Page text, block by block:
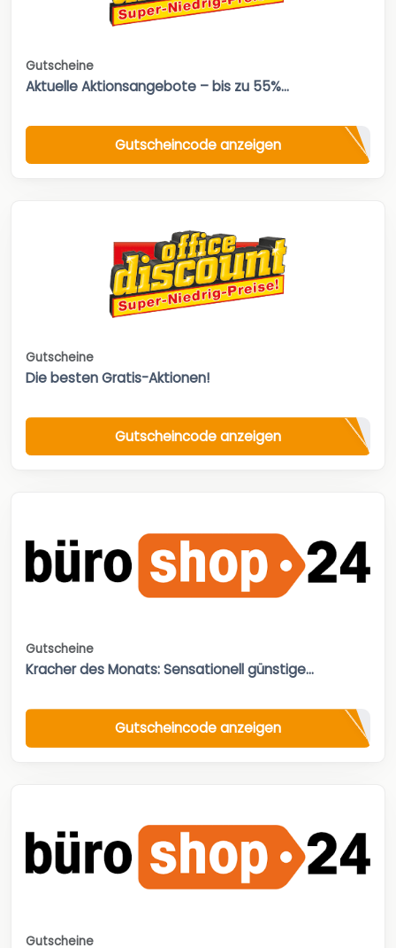
Gutscheine
Aktuelle Aktionsangebote – bis zu 55%...
Gutscheincode anzeigen
Gutscheine
Die besten Gratis-Aktionen!
Gutscheincode anzeigen
Gutscheine
Kracher des Monats: Sensationell günstige...
Gutscheincode anzeigen
Gutscheine